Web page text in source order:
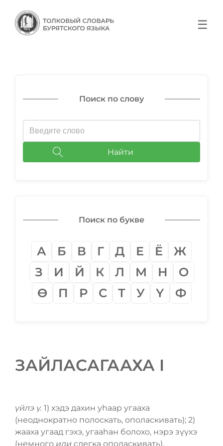
☰
Поиск по слову
Найти
Поиск по букве
А Б В Г Д Е Ё
Ж
З
И Й К Л М Н
О
Ѳ
П Р С Т У Ү Ф
ЗАЙЛАСАГААХА I
үйлэ ү. 1) хэдэ дахин уһаар угааха
(неоднократно полоскать, ополаскивать); 2)
жааха угаад гэхэ, угааһан болохо, нэрэ зүүхэ
(немного или слегка ополаскивать).